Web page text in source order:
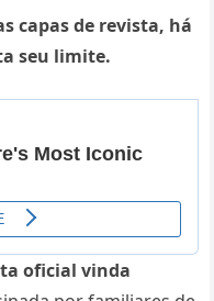
capas de revista, há
seu limite.
oficial vinda